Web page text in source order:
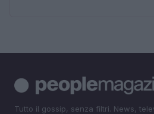
Tutto il gossip, senza filtri. News,